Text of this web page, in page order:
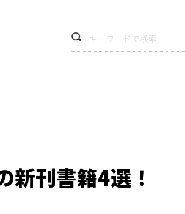
刊書籍4選！